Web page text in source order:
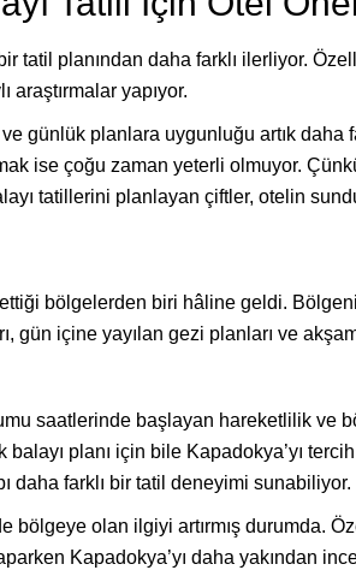
tatil planından daha farklı ilerliyor.
yapıyor.
günlük planlara uygunluğu artık daha
ise çoğu zaman yeterli olmuyor.
tatillerini planlayan çiftler, otelin
bölgelerden biri hâline geldi.
gün içine yayılan gezi planları ve
saatlerinde başlayan hareketlilik ve
planı için bile Kapadokya’yı
daha farklı bir tatil deneyimi sunabiliyor.
bölgeye olan ilgiyi artırmış durumda.
Kapadokya’yı daha yakından